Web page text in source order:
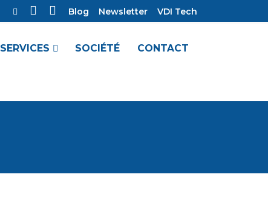
Blog Newsletter VDI Tech
SERVICES SOCIÉTÉ CONTACT